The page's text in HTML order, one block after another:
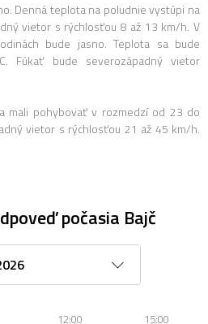
Denná teplota na poludnie vystúpi na
vietor s rýchlosťou 8 až 13 km/h. V
bude jasno. Teplota sa bude
Fúkať bude severozápadný vietor
mali pohybovať v rozmedzí od 23 do
vietor s rýchlosťou 21 až 45 km/h.
počasia Bajč
12:00 15:00